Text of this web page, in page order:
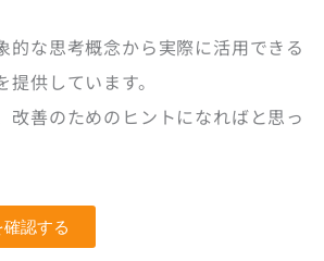
的な思考概念から実際に活用できる
供しています。
改善のためのヒントになればと思っ
認する